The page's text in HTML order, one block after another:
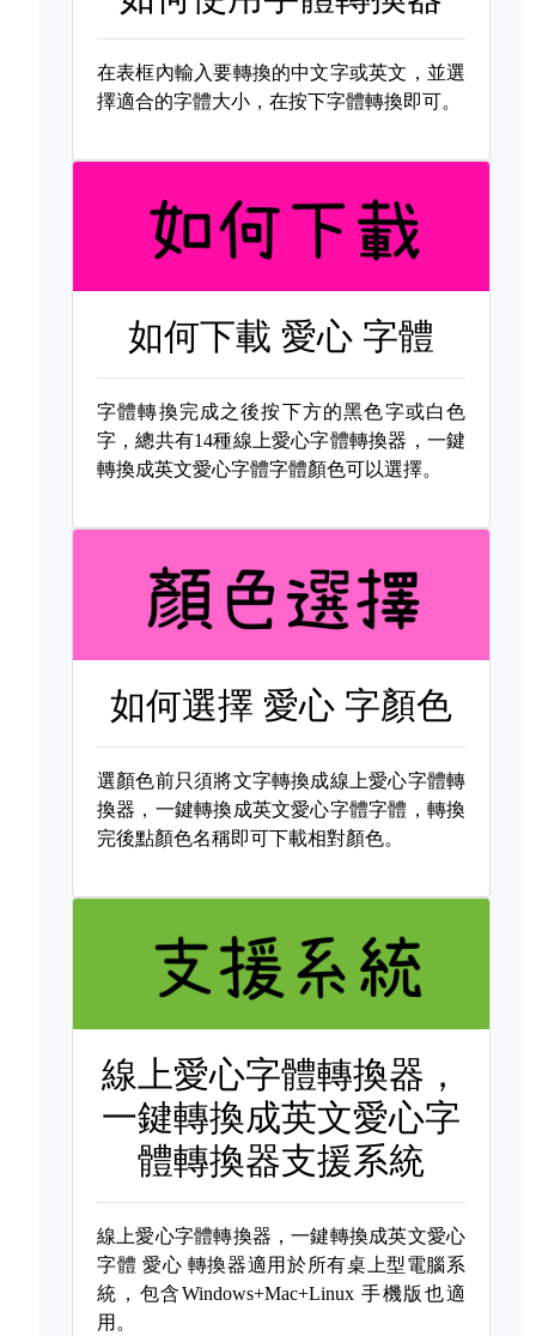
在表框內輸入要轉換的中文字或英文，並選
擇適合的字體大小，在按下字體轉換即可。
如何下載 愛心 字體
字體轉換完成之後按下方的黑色字或白色
字，總共有14種線上愛心字體轉換器，一鍵
轉換成英文愛心字體字體顏色可以選擇。
如何選擇 愛心 字顏色
選顏色前只須將文字轉換成線上愛心字體轉
換器，一鍵轉換成英文愛心字體字體，轉換
完後點顏色名稱即可下載相對顏色。
線上愛心字體轉換器，
一鍵轉換成英文愛心字
體轉換器支援系統
線上愛心字體轉換器，一鍵轉換成英文愛心
字體 愛心 轉換器適用於所有桌上型電腦系
統，包含Windows+Mac+Linux 手機版也適
用。